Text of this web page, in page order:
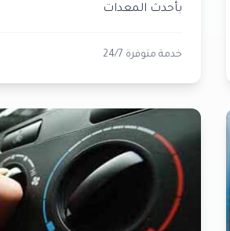
بأحدث المعدات
خدمة متوفرة 24/7